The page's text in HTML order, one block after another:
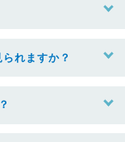
れますか？